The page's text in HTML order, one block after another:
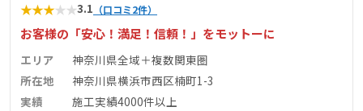
★★★★★3.1 （口コミ2件）
お客様の「安心！満足！信頼！」をモットーに
エリア
神奈川県全域＋複数関東圏
所在地
神奈川県横浜市西区楠町1-3
実績
施工実績4000件以上